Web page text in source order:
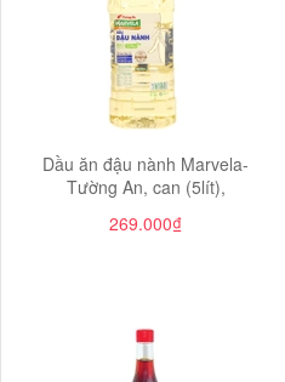
Dầu ăn đậu nành Marvela-
Tường An, can (5lít),
269.000₫